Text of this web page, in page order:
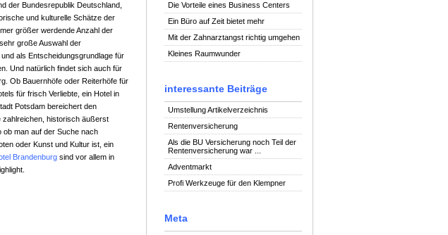
Die Vorteile eines Business Centers
Ein Büro auf Zeit bietet mehr
Mit der Zahnarztangst richtig umgehen
Kleines Raumwunder
interessante Beiträge
Umstellung Artikelverzeichnis
Rentenversicherung
Als die BU Versicherung noch Teil der
Rentenversicherung war ...
Adventmarkt
Profi Werkzeuge für den Klempner
Meta
der Bundesrepublik Deutschland,
und kulturelle Schätze der
größer werdende Anzahl der
große Auswahl der
als Entscheidungsgrundlage für
Und natürlich findet sich auch für
Ob Bauernhöfe oder Reiterhöfe für
für frisch Verliebte, ein Hotel in
Potsdam bereichert den
zahlreichen, historisch äußerst
ob man auf der Suche nach
oder Kunst und Kultur ist, ein
Brandenburg sind vor allem in